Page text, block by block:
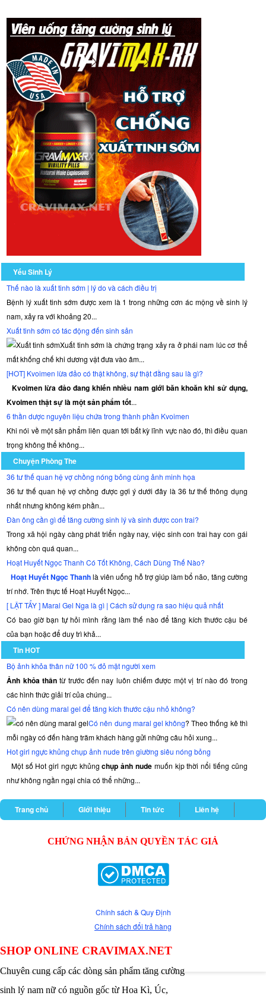
Yếu Sinh Lý
Thế nào là xuất tinh sớm | lý do và cách điều trị
Bệnh lý xuất tinh sớm được xem là 1 trong những cơn ác mộng về sinh lý
nam, xảy ra với khoảng 20...
Xuất tinh sớm có tác động đến sinh sản
Xuất tinh sớm là chứng trạng xảy ra ở phái nam lúc cơ thể
mất khống chế khi dương vật đưa vào âm...
[HOT] Kvoimen lừa đảo có thật không, sự thật đằng sau là gì?
Kvoimen lừa đảo đang khiến nhiều nam giới băn khoăn khi sử dụng,
Kvoimen thật sự là một sản phẩm tốt...
6 thần dược nguyên liệu chứa trong thành phần Kvoimen
Khi nói về một sản phẩm liên quan tới bất kỳ lĩnh vực nào đó, thì điều quan
trọng không thể không...
Chuyện Phòng The
36 tư thế quan hệ vợ chồng nóng bỏng cùng ảnh minh họa
36 tư thế quan hệ vợ chồng được gợi ý dưới đây là 36 tư thế thông dụng
nhất nhưng không kém phần...
Đàn ông cần gì để tăng cường sinh lý và sinh được con trai?
Trong xã hội ngày càng phát triển ngày nay, việc sinh con trai hay con gái
không còn quá quan...
Hoạt Huyết Ngọc Thanh Có Tốt Không, Cách Dùng Thế Nào?
Hoạt Huyết Ngọc Thanhlà viên uống hỗ trợ giúp làm bổ não, tăng cường
trí nhớ. Trên thực tế Hoạt Huyết Ngọc...
[ LẬT TẨY ] Maral Gel Nga là gì | Cách sử dụng ra sao hiệu quả nhất
Có bao giờ bạn tự hỏi mình rằng làm thế nào để tăng kích thước cậu bé
của bạn hoặc để duy trì khả...
Tin HOT
Bộ ảnh khỏa thân nữ 100 % đỏ mặt người xem
Ảnh khỏa thântừ trước đến nay luôn chiếm được một vị trí nào đó trong
các hình thức giải trí của chúng...
Có nên dùng maral gel để tăng kích thước cậu nhỏ không?
Có nên dung maral gel không? Theo thống kê thì
mỗi ngày có đến hàng trăm khách hàng gửi những câu hỏi xung...
Hot girl ngực khủng chụp ảnh nude trên giường siêu nóng bỏng
Một số Hot girl ngực khủngchụp ảnh nude muốn kịp thời nổi tiếng cũng
như không ngần ngại chia có thể những...
Trang chủ Giới thiệu Tin tức Liên hệ
CHỨNG NHẬN BẢN QUYỀN TÁC GIẢ
Chính sách & Quy Định
Chính sách đổi trả hàng
SHOP ONLINE CRAVIMAX.NET
Chuyên cung cấp các dòng sản phẩm tăng cường
sinh lý nam nữ có nguồn gốc từ Hoa Kì, Úc,